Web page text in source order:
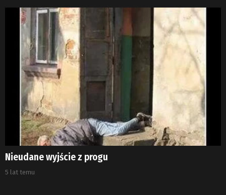
Nieudane wyjście z progu
5 lat temu